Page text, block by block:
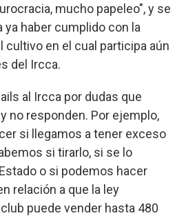
mucho papeleo", y se
ya haber cumplido con la
cultivo en el cual participa aún
del Ircca.
al Ircca por dudas que
no responden. Por ejemplo,
si llegamos a tener exceso
si tirarlo, si se lo
o si podemos hacer
relación a que la ley
puede vender hasta 480